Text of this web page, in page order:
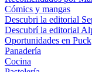
Cómics y mangas
Descubri la editorial
Descubrí la editorial
Oportunidades en
Panadería
Cocina